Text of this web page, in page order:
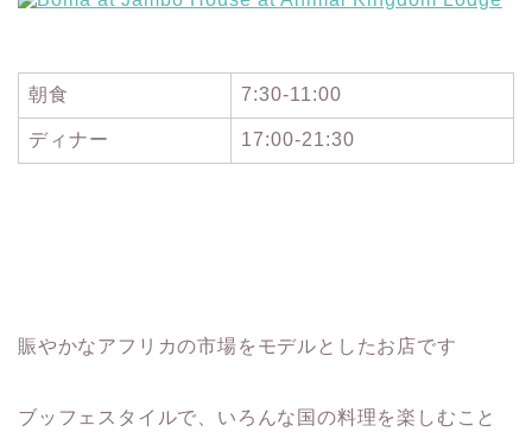
朝食 7:30-11:00
ディナー 17:00-21:30
賑やかなアフリカの市場をモデルとしたお店です
ブッフェスタイルで、いろんな国の料理を楽しむこと